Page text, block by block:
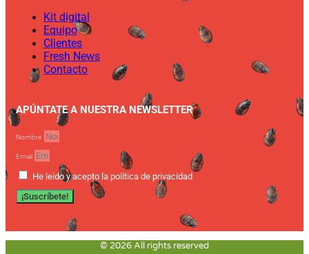
Kit digital
Equipo
Clientes
Fresh News
Contacto
APÚNTATE A NUESTRA NEWSLETTER
Nombre
Email
He leido y acepto la política de privacidad
¡Suscríbete!
© 2026 All rights reserved